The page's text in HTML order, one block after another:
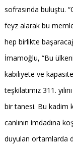
sofrasında buluştu.
feyz alarak bu
hep birlikte
İmamoğlu, “Bu
kabiliyete ve
teşkilatımız 311.
bir tanesi. Bu kadim
canlının imdadına
duyulan ortamlarda